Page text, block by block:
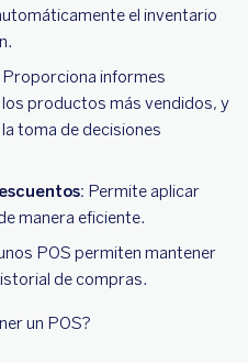
el inventario
Proporciona informes
productos más vendidos, y
toma de decisiones
Permite aplicar
manera eficiente.
POS permiten mantener
de compras.
un POS?